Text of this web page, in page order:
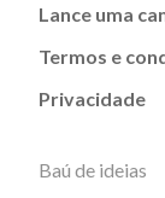
Lance uma
Termos e
Privacidade
Baú de ideias